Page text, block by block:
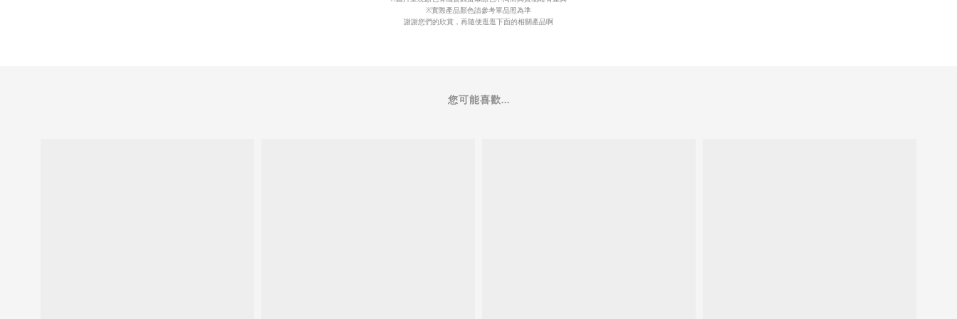
※實際產品顏色請參考單品照為準
謝謝您們的欣賞，再隨便逛逛下面的相關產品啊
您可能喜歡...